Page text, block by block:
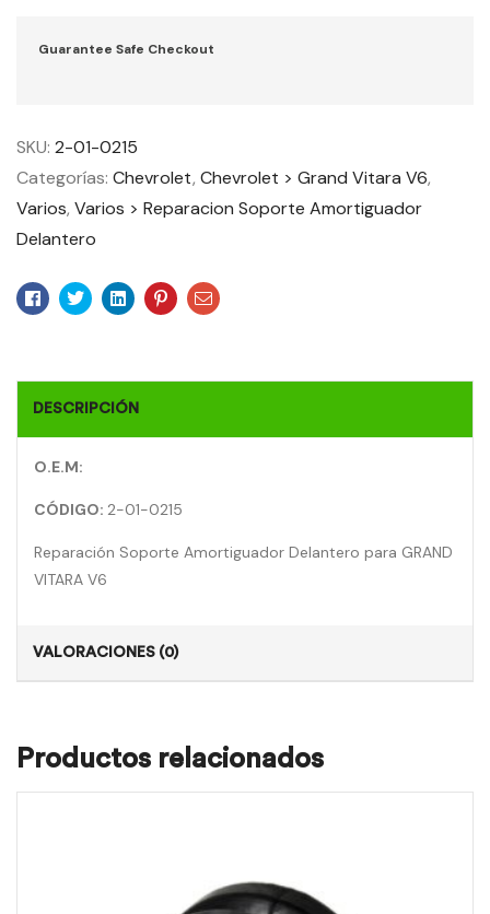
Guarantee Safe Checkout
SKU: 2-01-0215
Categorías: Chevrolet, Chevrolet > Grand Vitara V6,
Varios, Varios > Reparacion Soporte Amortiguador
Delantero
Facebook
TwitterLinkedinPinterest
Email
DESCRIPCIÓN
O.E.M:
CÓDIGO: 2-01-0215
Reparación Soporte Amortiguador Delantero para GRAND
VITARA V6
VALORACIONES (0)
Productos relacionados